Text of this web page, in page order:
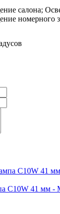
салона;
номерного
C10W 41
C10W 41 мм -